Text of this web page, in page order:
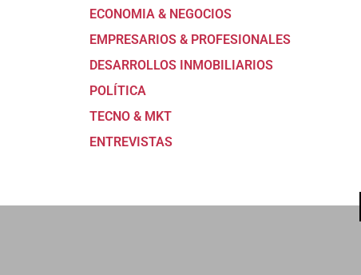
ECONOMIA & NEGOCIOS
EMPRESARIOS & PROFESIONALES
DESARROLLOS INMOBILIARIOS
POLÍTICA
TECNO & MKT
ENTREVISTAS